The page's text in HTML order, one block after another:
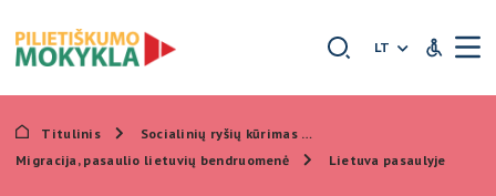
LT Neįgaliųjų
Titulinis
Socialinių ryšių kūrimas
Migracija, pasaulio lietuvių bendruomenė
Lietuva pasaulyje